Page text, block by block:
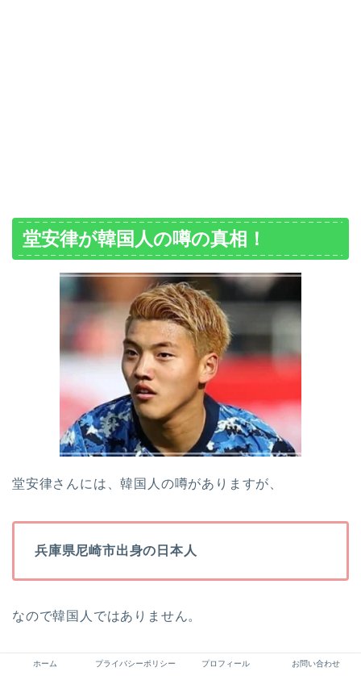
堂安律が韓国人の噂の真相！
堂安律さんには、韓国人の噂がありますが、
兵庫県尼崎市出身の日本人
なので韓国人ではありません。
堂安律さんが 韓国人だという噂 がでた理由がこちらで
ホーム プライバシーポリシー プロフィール お問い合わせ